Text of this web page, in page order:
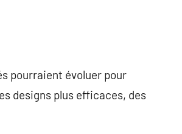
pourraient évoluer pour
designs plus efficaces, des